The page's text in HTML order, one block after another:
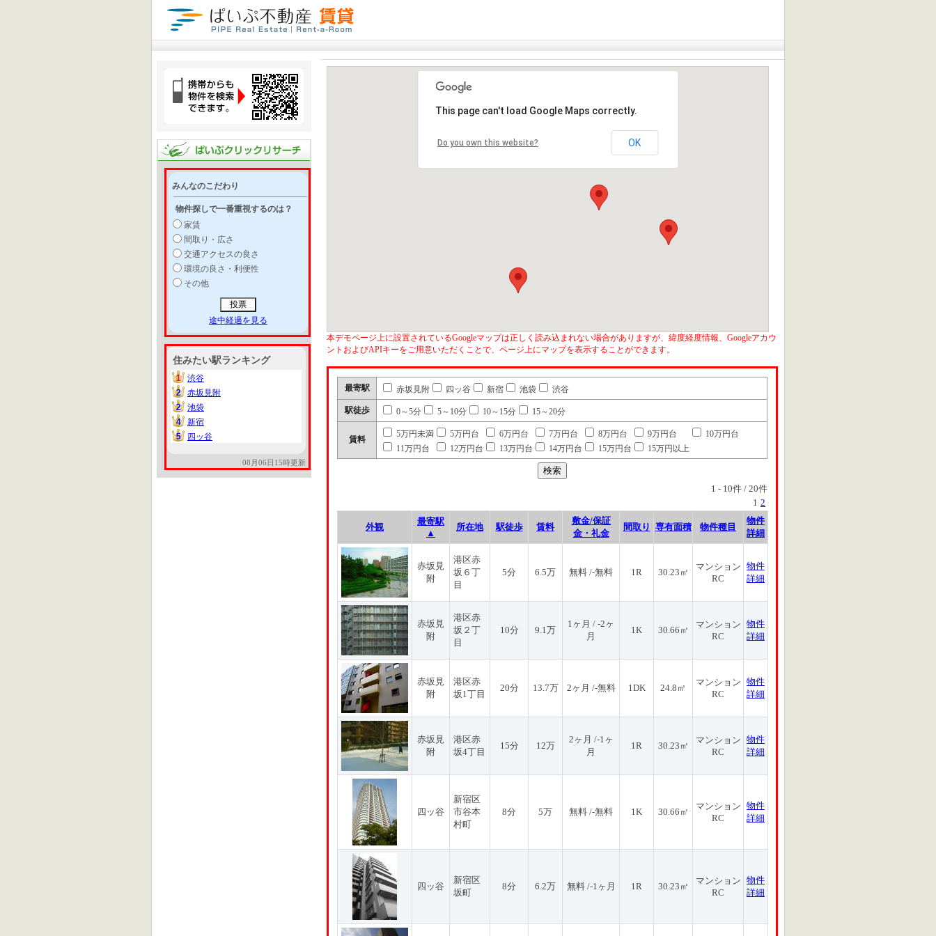
みんなのこだわり
物件探しで一番重視するのは？
家賃
間取り・広さ
交通アクセスの良さ
環境の良さ・利便性
その他
途中経過を見る
住みたい駅ランキング
1
1
渋谷
2
2
赤坂見附
2
2
池袋
4
4
新宿
5
5 四ッ谷
08月06日15時更新
This page can't load Google Maps correctly.
Do you own this website? OK
本デモページ上に設置されているGoogleマップは正しく読み込まれない場合がありますが、緯度経度情報、Googleアカウ
ントおよびAPIキーをご用意いただくことで、ページ上にマップを表示することができます。
最寄駅 赤坂見附 四ッ谷 新宿 池袋 渋谷
駅徒歩 0～5分 5～10分 10～15分 15～20分
賃料
5万円未満 5万円台 6万円台 7万円台 8万円台 9万円台
10万円台
11万円台
12万円台 13万円台 14万円台 15万円台 15万円以上
1 - 10件 / 20件
1 2
外観
最寄駅
▲
所在地 駅徒歩 賃料
敷金/保証
金・礼金
間取り 専有面積 物件種目
物件
詳細
赤坂見
附
港区赤
坂６丁
目
5分 6.5万 無料 /-無料 1R 30.23㎡
マンション
RC
物件
詳細
赤坂見
附
港区赤
坂２丁
目
10分 9.1万
1ヶ月 / -2ヶ
月
1K 30.66㎡
マンション
RC
物件
詳細
赤坂見
附
港区赤
坂1丁目
20分 13.7万 2ヶ月 /-無料 1DK 24.8㎡
マンション
RC
物件
詳細
赤坂見
附
港区赤
坂4丁目
15分 12万
2ヶ月 /-1ヶ
月
1R 30.23㎡
マンション
RC
物件
詳細
四ッ谷
新宿区
市谷本
村町
8分 5万 無料 /-無料 1K 30.66㎡
マンション
RC
物件
詳細
四ッ谷
新宿区
坂町
8分 6.2万 無料 /-1ヶ月 1R 30.23㎡
マンション
RC
物件
詳細